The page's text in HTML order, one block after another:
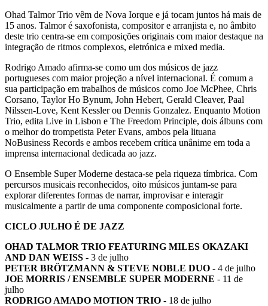
Ohad Talmor Trio vêm de Nova Iorque e já tocam juntos há mais de
15 anos. Talmor é saxofonista, compositor e arranjista e, no âmbito
deste trio centra-se em composições originais com maior destaque na
integração de ritmos complexos, eletrónica e mixed media.
Rodrigo Amado afirma-se como um dos músicos de jazz
portugueses com maior projeção a nível internacional. É comum a
sua participação em trabalhos de músicos como Joe McPhee, Chris
Corsano, Taylor Ho Bynum, John Hebert, Gerald Cleaver, Paal
Nilssen-Love, Kent Kessler ou Dennis Gonzalez. Enquanto Motion
Trio, edita Live in Lisbon e The Freedom Principle, dois álbuns com
o melhor do trompetista Peter Evans, ambos pela lituana
NoBusiness Records e ambos recebem crítica unânime em toda a
imprensa internacional dedicada ao jazz.
O Ensemble Super Moderne destaca-se pela riqueza tímbrica. Com
percursos musicais reconhecidos, oito músicos juntam-se para
explorar diferentes formas de narrar, improvisar e interagir
musicalmente a partir de uma componente composicional forte.
CICLO JULHO É DE JAZZ
OHAD TALMOR TRIO FEATURING MILES OKAZAKI
AND DAN WEISS - 3 de julho
PETER BRÖTZMANN & STEVE NOBLE DUO - 4 de julho
JOE MORRIS / ENSEMBLE SUPER MODERNE - 11 de
julho
RODRIGO AMADO MOTION TRIO - 18 de julho